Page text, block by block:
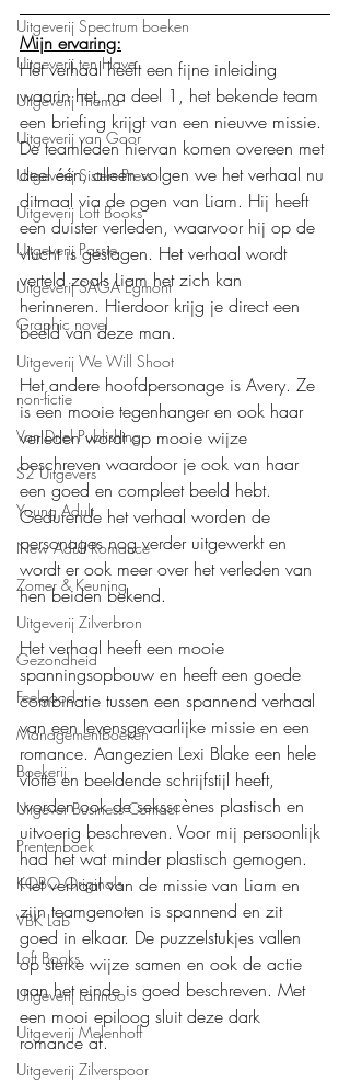
Uitgeverij Spectrum boeken
Uitgeverij ten Have
Uitgeverij Thema
Uitgeverij van Goor
Uitgeverij Sisters Press
Uitgeverij Loft Books
Uitgeverij Passie
Uitgeverij SAGA Egmont
Graphic novel
Uitgeverij We Will Shoot
non-fictie
Van Driel Publishing
S2 Uitgevers
Young Adult
New Adult Romance
Zomer & Keuning
Uitgeverij Zilverbron
Gezondheid
Feelgood
Managementboeken
Boekerij
Uitgever Business Contact
Prentenboek
KOBO Originals
VBK Lab
Loft Books
Uitgeverij Lannoo
Uitgeverij Melenhoff
Uitgeverij Zilverspoor
Mijn ervaring:
Het verhaal heeft een fijne inleiding
waarin het, na deel 1, het bekende team
een briefing krijgt van een nieuwe missie.
De teamleden hiervan komen overeen met
deel één, alleen volgen we het verhaal nu
ditmaal via de ogen van Liam. Hij heeft
een duister verleden, waarvoor hij op de
vlucht is geslagen. Het verhaal wordt
verteld zoals Liam het zich kan
herinneren. Hierdoor krijg je direct een
beeld van deze man.
Het andere hoofdpersonage is Avery. Ze
is een mooie tegenhanger en ook haar
verleden wordt op mooie wijze
beschreven waardoor je ook van haar
een goed en compleet beeld hebt.
Gedurende het verhaal worden de
personages nog verder uitgewerkt en
wordt er ook meer over het verleden van
hen beiden bekend.
Het verhaal heeft een mooie
spanningsopbouw en heeft een goede
combinatie tussen een spannend verhaal
van een levensgevaarlijke missie en een
romance. Aangezien Lexi Blake een hele
vlotte en beeldende schrijfstijl heeft,
worden ook de seksscènes plastisch en
uitvoerig beschreven. Voor mij persoonlijk
had het wat minder plastisch gemogen.
Het verhaal van de missie van Liam en
zijn teamgenoten is spannend en zit
goed in elkaar. De puzzelstukjes vallen
op sterke wijze samen en ook de actie
aan het einde is goed beschreven. Met
een mooi epiloog sluit deze dark
romance af.